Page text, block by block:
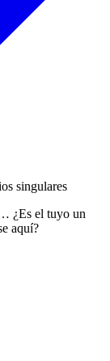
singulares
¿Es el tuyo un
aquí?